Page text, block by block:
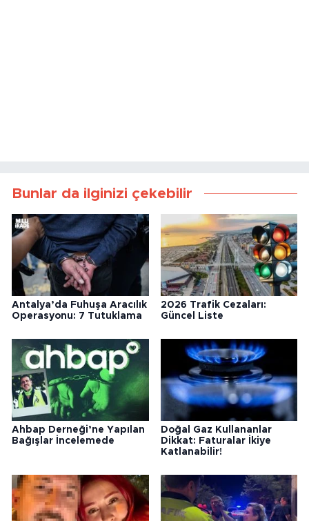
Bunlar da ilginizi çekebilir
Antalya’da Fuhuşa Aracılık
Operasyonu: 7 Tutuklama
2026 Trafik Cezaları:
Güncel Liste
Ahbap Derneği’ne Yapılan
Bağışlar İncelemede
Doğal Gaz Kullananlar
Dikkat: Faturalar İkiye
Katlanabilir!